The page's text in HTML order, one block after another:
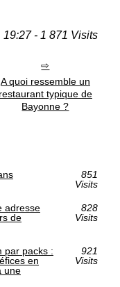
19:27 - 1 871 Visits
A quoi ressemble un
restaurant typique de
Bayonne ?
851
Visits
adresse
de
828
Visits
par packs :
en
une
921
Visits